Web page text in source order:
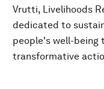
Vrutti, Livelihoods
dedicated to
people's well-being
transformative